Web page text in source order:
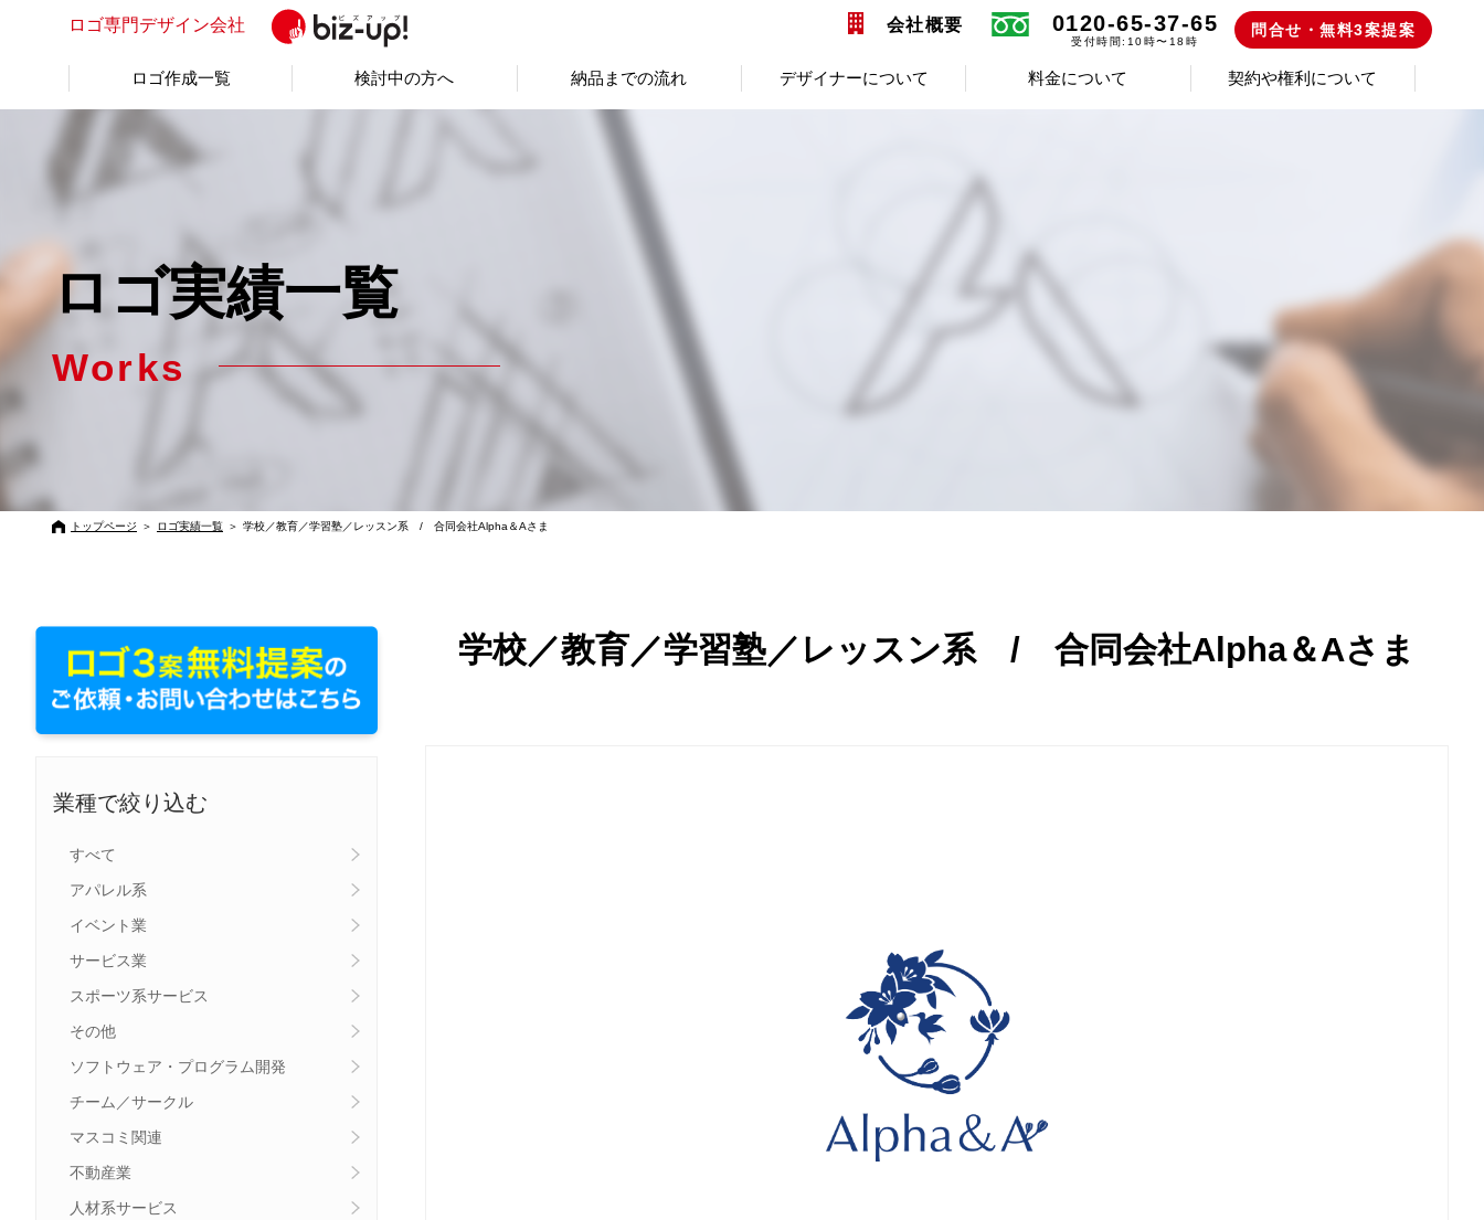
ロゴ専門デザイン会社 会社概要 0120-65-37-65
受付時間:10時〜18時
問合せ・無料3案提案
ロゴ作成一覧 検討中の方へ 納品までの流れ デザイナーについて 料金について 契約や権利について
ロゴ実績一覧
Works
トップページ ＞ ロゴ実績一覧 ＞ 学校／教育／学習塾／レッスン系 / 合同会社Alpha＆Aさま
業種で絞り込む
すべて
アパレル系
イベント業
サービス業
スポーツ系サービス
その他
ソフトウェア・プログラム開発
チーム／サークル
マスコミ関連
不動産業
人材系サービス
学校／教育／学習塾／レッスン系 / 合同会社Alpha＆Aさま